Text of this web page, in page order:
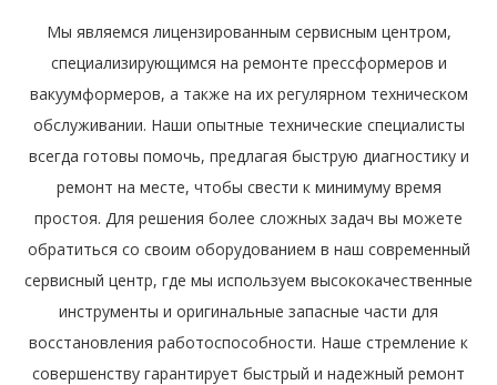
Мы являемся лицензированным сервисным центром,
специализирующимся на ремонте прессформеров и
вакуумформеров, а также на их регулярном техническом
обслуживании. Наши опытные технические специалисты
всегда готовы помочь, предлагая быструю диагностику и
ремонт на месте, чтобы свести к минимуму время
простоя. Для решения более сложных задач вы можете
обратиться со своим оборудованием в наш современный
сервисный центр, где мы используем высококачественные
инструменты и оригинальные запасные части для
восстановления работоспособности. Наше стремление к
совершенству гарантирует быстрый и надежный ремонт